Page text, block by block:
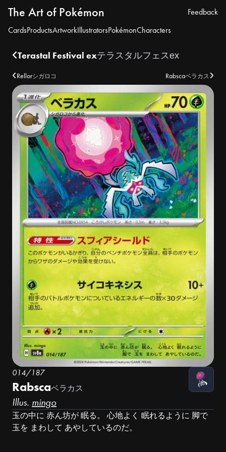
The Art of Pokémon
CardsProductsArtworkIllustratorsPokémonCharacters
Feedback
Terastal Festival exテラスタルフェスex
Rellorシガロコ Rabscaベラカス
014/187
Rabscaベラカス
Illus. mingo
玉の中に 赤ん坊が 眠る。 心地よく 眠れるように 脚で
玉を まわして あやしているのだ。